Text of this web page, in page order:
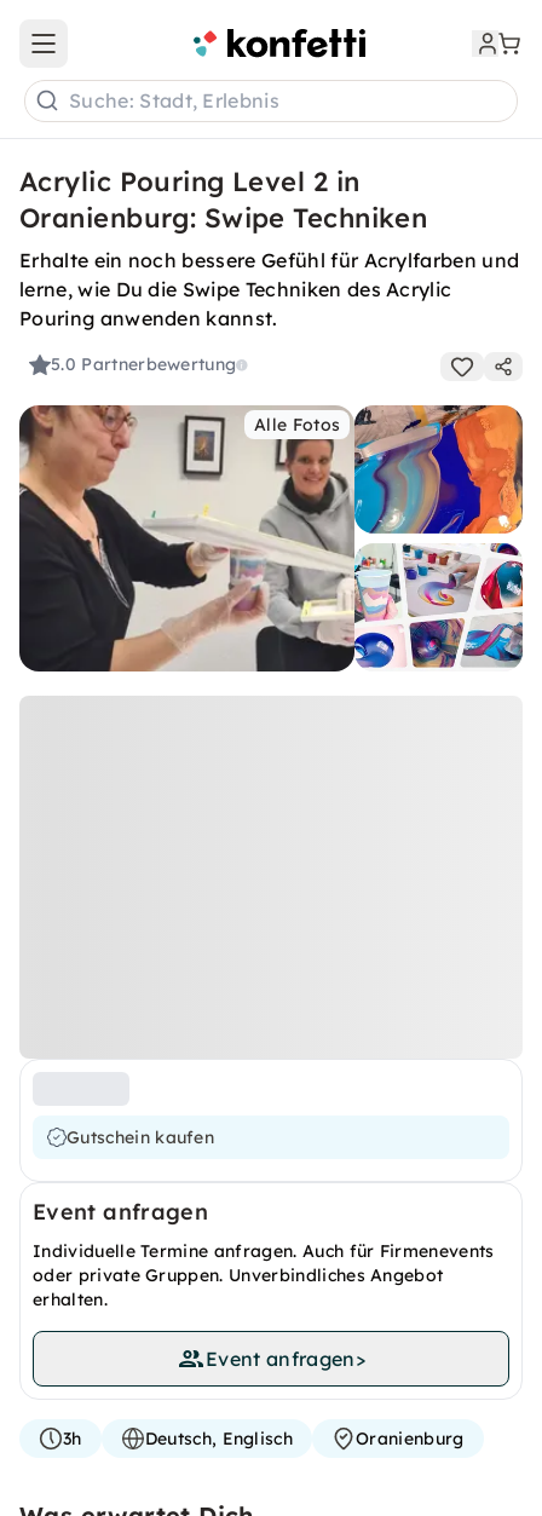
Open main menu
Suche: Stadt, Erlebnis
Acrylic Pouring Level 2 in
Oranienburg: Swipe Techniken
Erhalte ein noch bessere Gefühl für Acrylfarben und
lerne, wie Du die Swipe Techniken des Acrylic
Pouring anwenden kannst.
5.0 Partnerbewertung
Alle Fotos
Gutschein kaufen
Event anfragen
Individuelle Termine anfragen. Auch für Firmenevents
oder private Gruppen. Unverbindliches Angebot
erhalten.
Event anfragen>
3h Deutsch, Englisch Oranienburg